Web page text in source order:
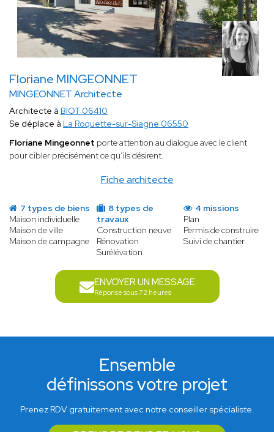
Floriane MINGEONNET
MINGEONNET Architecte
Fiche architecte
Architecte à BIOT 06410
Se déplace à La Roquette-sur-Siagne 06550
Floriane Mingeonnet porte attention au dialogue avec le client
pour cibler précisément ce qu’ils désirent.
7 types de biens
Maison individuelle
Maison de ville
Maison de campagne
8 types de
travaux
Construction neuve
Rénovation
Surélévation
4 missions
Plan
Permis de construire
Suivi de chantier
ENVOYER UN MESSAGE
Réponse sous 72 heures
Ensemble
définissons votre projet
Prenez RDV gratuitement avec notre conseiller spécialiste.